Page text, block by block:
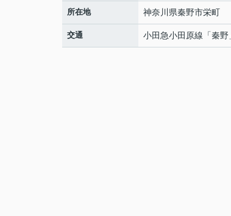
所在地 神奈川県秦野市栄町
交通 小田急小田原線 「秦野